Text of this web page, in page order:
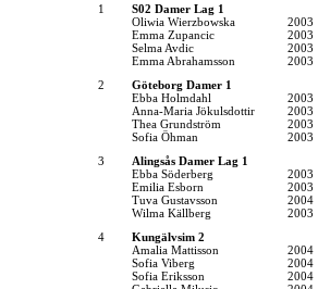
1
S02 Damer Lag 1
Oliwia Wierzbowska
2003
Emma Zupancic
2003
Selma Avdic
2003
Emma Abrahamsson
2003
2
Göteborg Damer 1
Ebba Holmdahl
2003
Anna-Maria Jökulsdottir
2003
Thea Grundström
2003
Sofia Öhman
2003
3
Alingsås Damer Lag 1
Ebba Söderberg
2003
Emilia Esborn
2003
Tuva Gustavsson
2004
Wilma Källberg
2003
4
Kungälvsim 2
Amalia Mattisson
2004
Sofia Viberg
2004
Sofia Eriksson
2004